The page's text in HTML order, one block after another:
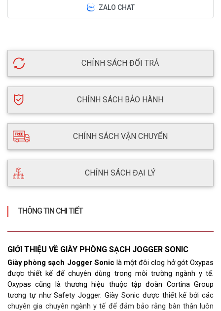
ZALO CHAT
CHÍNH SÁCH ĐỔI TRẢ
CHÍNH SÁCH BẢO HÀNH
CHÍNH SÁCH VẬN CHUYỂN
CHÍNH SÁCH ĐẠI LÝ
THÔNG TIN CHI TIẾT
GIỚI THIỆU VỀ GIÀY PHÒNG SẠCH JOGGER SONIC
Giày phòng sạch Jogger Sonic là một đôi clog hở gót Oxypas
được thiết kể để chuyên dùng trong môi trường ngành y tế.
Oxypas cũng là thương hiệu thuộc tập đoàn Cortina Group
tương tự như Safety Jogger. Giày Sonic được thiết kế bởi các
chuyên gia chuyên ngành y tế để đảm bảo rằng bàn thân luôn